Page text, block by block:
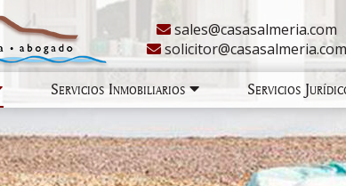
sales@casasalmeria.com
solicitor@casasalmeria.com
Servicios Inmobiliarios Servicios